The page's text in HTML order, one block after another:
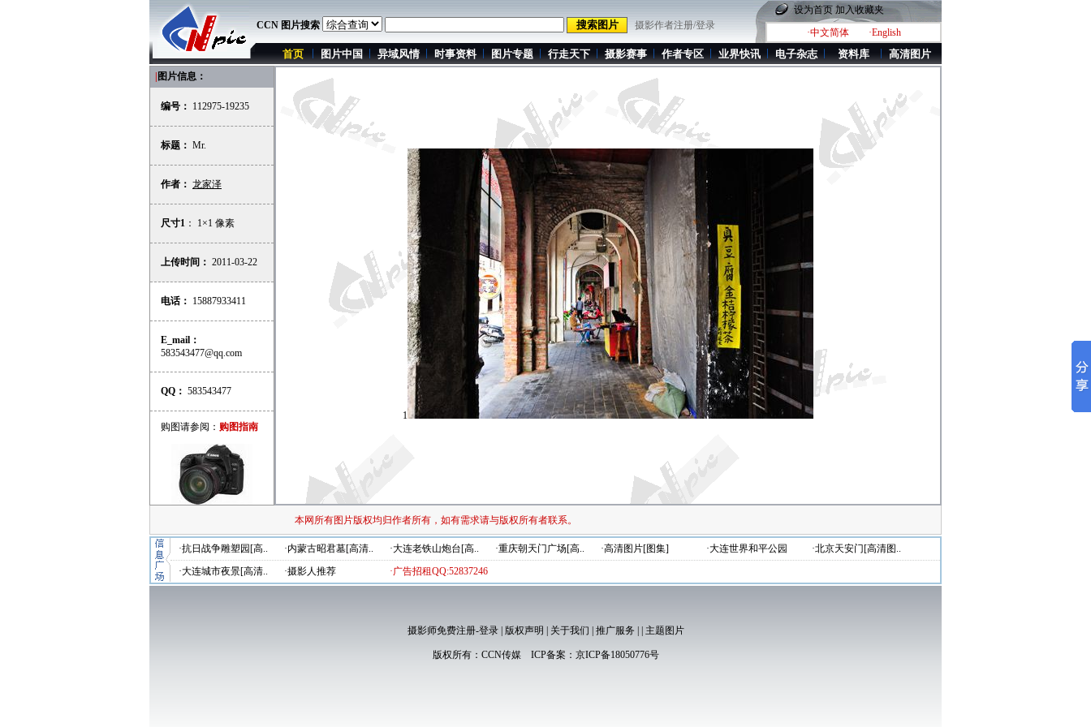
CCN 图片搜索 摄影作者注册/登录
设为首页 加入收藏夹
·中文简体
·English
首页 图片中国 异域风情 时事资料 图片专题 行走天下 摄影赛事 作者专区 业界快讯 电子杂志 资料库 高清图片
图片信息：
编号： 112975-19235
标题： Mr.
作者： 龙家泽
尺寸1 ： 1×1 像素
上传时间： 2011-03-22
电话： 15887933411
E_mail：
583543477@qq.com
QQ： 583543477
购图请参阅： 购图指南
1
本网所有图片版权均归作者所有，如有需求请与版权所有者联系。
·抗日战争雕塑园[高.. ·内蒙古昭君墓[高清.. ·大连老铁山炮台[高.. ·重庆朝天门广场[高.. ·高清图片[图集] ·大连世界和平公园
·北京天安门[高清图..
·大连城市夜景[高清..
·摄影人推荐 ·广告招租QQ:52837246
摄影师免费注册-登录| 版权声明 关于我们 推广服务 主题图片
版权所有： CCN传媒ICP备案： 京ICP备18050776号